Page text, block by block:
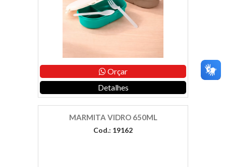
Orçar
Detalhes
MARMITA VIDRO 650ML
Cod.: 19162